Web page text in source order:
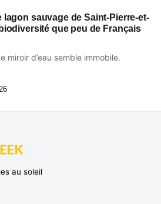
sauvage de Saint-Pierre-et-
que peu de Français
miroir d’eau semble immobile.
au soleil